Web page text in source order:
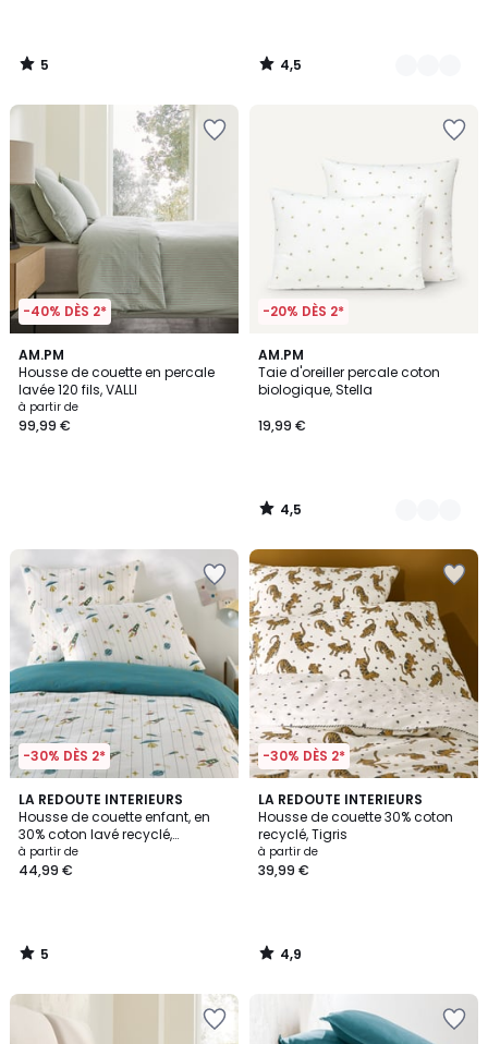
5
/
4,5
/
-40% DÈS 2*
AM.PM
Housse de couette en percale
lavée 120 fils, VALLI
à partir de
99,99 €
-20% DÈS 2*
AM.PM
Taie d'oreiller percale coton
biologique, Stella
19,99 €
4,5
/ 5
2
Couleurs
4,5
/
-30% DÈS 2*
LA REDOUTE INTERIEURS
Housse de couette enfant, en
30% coton lavé recyclé,
imprimé fusées, EGOR
à partir de
44,99 €
5
/
5
5
/
-30% DÈS 2*
LA REDOUTE INTERIEURS
Housse de couette 30% coton
recyclé, Tigris
à partir de
39,99 €
4,9
/ 5
4,9
/